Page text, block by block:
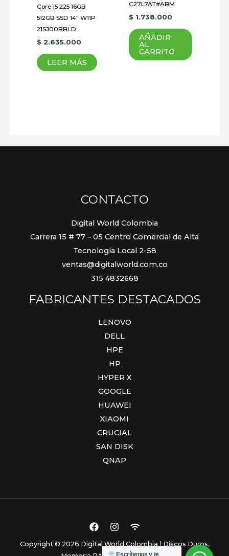
Guardar mi nombre, correo
electrónico y sitio web en este
navegador para la próxima vez
que haga un comentario.
Core i5 225 16GB
512GB SSD 14″ W11P
21SJ00BBLD
$ 2.635.000
LEER MÁS
C27L7AT#ABM
$ 1.738.000
AÑADIR
AL
CARRITO
CONTACTO
Digital World Colombia
Carrera 15 # 77 – 05 Centro Comercial de Alta
Tecnología Local 2-58
ventas@digitalworld.com.co
315 4832668
FABRICANTES DESTACADOS
LENOVO
DELL
HPE
HP
HYPER X
GOOGLE
HUAWEI
XIAOMI
CRUCIAL
SAN DISK
QNAP
Copyright © 2026 Digital World Colombia | Discos Duros,
Escríbenos y te